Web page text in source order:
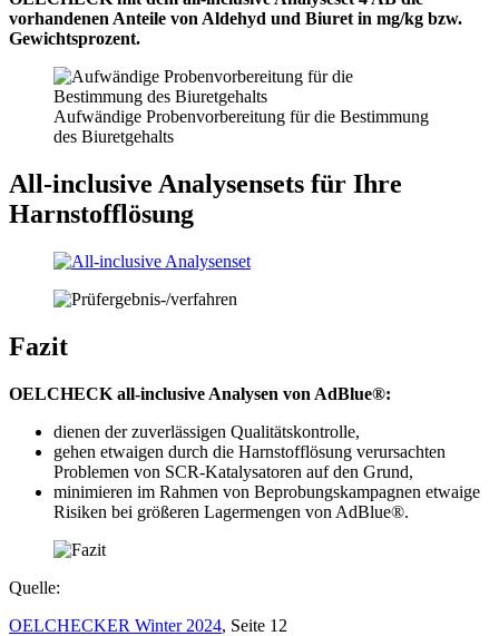
vorhandenen Anteile von Aldehyd und Biuret in mg/kg bzw.
Gewichtsprozent.
Aufwändige Probenvorbereitung für die Bestimmung
des Biuretgehalts
All-inclusive Analysensets für Ihre
Harnstofflösung
Fazit
OELCHECK all-inclusive Analysen von AdBlue®:
dienen der zuverlässigen Qualitätskontrolle,
gehen etwaigen durch die Harnstofflösung verursachten
Problemen von SCR-Katalysatoren auf den Grund,
minimieren im Rahmen von Beprobungskampagnen etwaige
Risiken bei größeren Lagermengen von AdBlue®.
Quelle:
OELCHECKER Winter 2024, Seite 12